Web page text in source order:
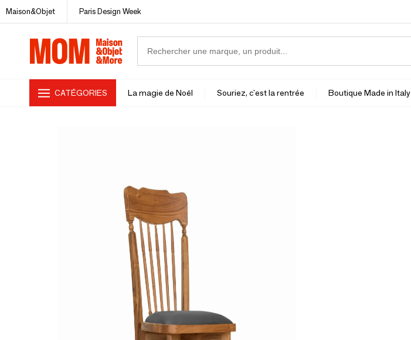
Maison&Objet Paris Design Week
CATÉGORIES La magie de Noël Souriez, c'est la rentrée Boutique Made in Italy